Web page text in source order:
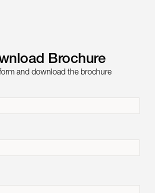
Brochure
and download the brochure